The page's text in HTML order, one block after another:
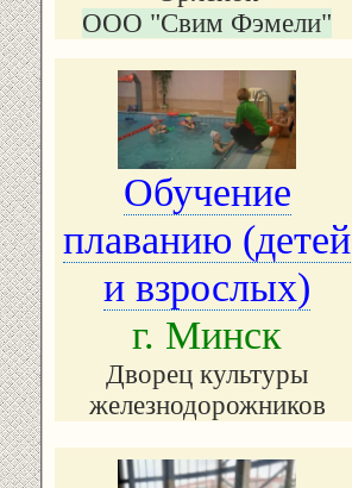
ООО "Свим Фэмели"
Обучение
плаванию (детей
и взрослых)
г. Минск
Дворец культуры
железнодорожников